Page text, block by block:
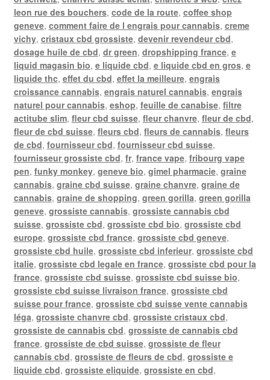
leon rue des bouchers, code de la route, coffee shop
geneve, comment faire de l engrais pour cannabis, creme
vichy, cristaux cbd grossiste, devenir revendeur cbd,
dosage huile de cbd, dr green, dropshipping france, e
liquid magasin bio, e liquide cbd, e liquide cbd en gros, e
liquide thc, effet du cbd, effet la meilleure, engrais
croissance cannabis, engrais naturel cannabis, engrais
naturel pour cannabis, eshop, feuille de canabise, filtre
actitube slim, fleur cbd suisse, fleur chanvre, fleur de cbd,
fleur de cbd suisse, fleurs cbd, fleurs de cannabis, fleurs
de cbd, fournisseur cbd, fournisseur cbd suisse,
fournisseur grossiste cbd, fr, france vape, fribourg vape
pen, funky monkey, geneve bio, gimel pharmacie, graine
cannabis, graine cbd suisse, graine chanvre, graine de
cannabis, graine de shopping, green gorilla, green gorilla
geneve, grossiste cannabis, grossiste cannabis cbd
suisse, grossiste cbd, grossiste cbd bio, grossiste cbd
europe, grossiste cbd france, grossiste cbd geneve,
grossiste cbd huile, grossiste cbd inferieur, grossiste cbd
italie, grossiste cbd legale en france, grossiste cbd pour la
france, grossiste cbd suisse, grossiste cbd suisse bio,
grossiste cbd suisse livraison france, grossiste cbd
suisse pour france, grossiste cbd suisse vente cannabis
léga, grossiste chanvre cbd, grossiste cristaux cbd,
grossiste de cannabis cbd, grossiste de cannabis cbd
france, grossiste de cbd suisse, grossiste de fleur
cannabis cbd, grossiste de fleurs de cbd, grossiste e
liquide cbd, grossiste eliquide, grossiste en cbd,